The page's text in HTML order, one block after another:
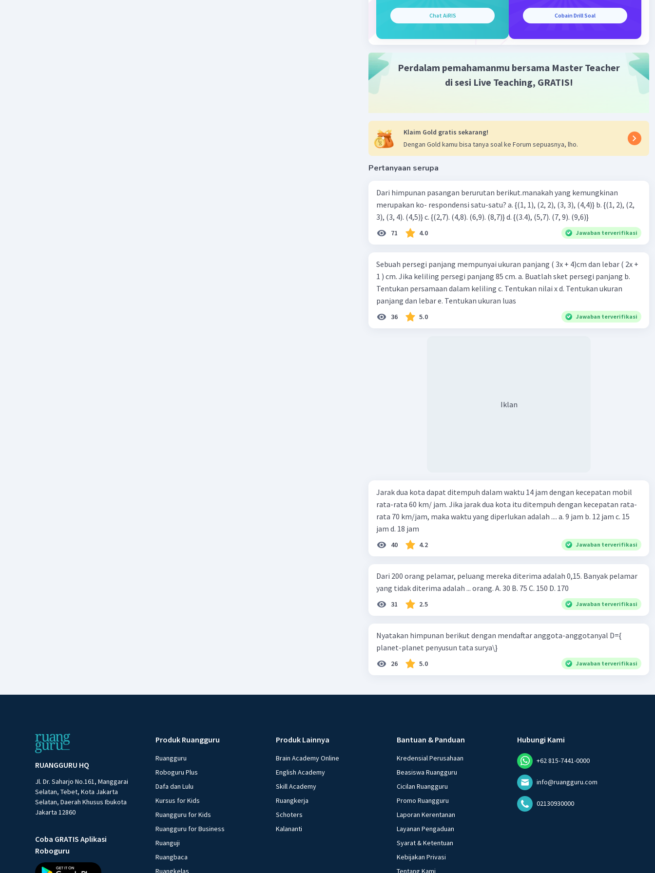
Chat AiRIS Cobain Drill Soal
Perdalam pemahamanmu bersama Master Teacher
di sesi Live Teaching, GRATIS!
Klaim Gold gratis sekarang!
Dengan Gold kamu bisa tanya soal ke Forum sepuasnya, lho.
Pertanyaan serupa
Dari himpunan pasangan berurutan berikut.manakah yang kemungkinan
merupakan ko- respondensi satu-satu? a. {(1, 1), (2, 2), (3, 3), (4,4)} b. {(1, 2), (2,
3), (3, 4). (4,5)} c. {(2,7). (4,8). (6,9). (8,7)} d. {(3.4), (5,7). (7, 9). (9,6)}
71 4.0 Jawaban terverifikasi
Sebuah persegi panjang mempunyai ukuran panjang ( 3x + 4)cm dan lebar ( 2x +
1 ) cm. Jika keliling persegi panjang 85 cm. a. Buatlah sket persegi panjang b.
Tentukan persamaan dalam keliling c. Tentukan nilai x d. Tentukan ukuran
panjang dan lebar e. Tentukan ukuran luas
36 5.0 Jawaban terverifikasi
Iklan
Jarak dua kota dapat ditempuh dalam waktu 14 jam dengan kecepatan mobil
rata-rata 60 km/ jam. Jika jarak dua kota itu ditempuh dengan kecepatan rata-
rata 70 km/jam, maka waktu yang diperlukan adalah .... a. 9 jam b. 12 jam c. 15
jam d. 18 jam
40 4.2 Jawaban terverifikasi
Dari 200 orang pelamar, peluang mereka diterima adalah 0,15. Banyak pelamar
yang tidak diterima adalah ... orang. A. 30 B. 75 C. 150 D. 170
31 2.5 Jawaban terverifikasi
Nyatakan himpunan berikut dengan mendaftar anggota-anggotanyal D={
planet-planet penyusun tata surya\}
26 5.0 Jawaban terverifikasi
RUANGGURU HQ
Jl. Dr. Saharjo No.161, Manggarai
Selatan, Tebet, Kota Jakarta
Selatan, Daerah Khusus Ibukota
Jakarta 12860
Coba GRATIS Aplikasi
Roboguru
Produk Ruangguru
Ruangguru
Roboguru Plus
Dafa dan Lulu
Kursus for Kids
Ruangguru for Kids
Ruangguru for Business
Ruanguji
Ruangbaca
Ruangkelas
Produk Lainnya
Brain Academy Online
English Academy
Skill Academy
Ruangkerja
Schoters
Kalananti
Bantuan & Panduan
Kredensial Perusahaan
Beasiswa Ruangguru
Cicilan Ruangguru
Promo Ruangguru
Laporan Kerentanan
Layanan Pengaduan
Syarat & Ketentuan
Kebijakan Privasi
Tentang Kami
Hubungi Kami
+62 815-7441-0000
info@ruangguru.com
02130930000